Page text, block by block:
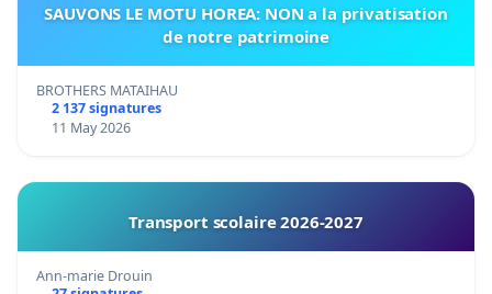
SAUVONS LE MOTU HOREA: NON a la privatisation
de notre patrimoine
BROTHERS MATAIHAU
2 137 signatures
11 May 2026
Transport scolaire 2026-2027
Ann-marie Drouin